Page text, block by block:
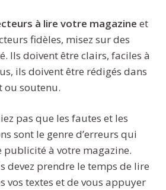
à lire votre magazine et
fidèles, misez sur des
Ils doivent être clairs, faciles à
ils doivent être rédigés dans
ou soutenu.
pas que les fautes et les
sont le genre d’erreurs qui
à votre magazine.
devez prendre le temps de lire
vos textes et de vous appuyer